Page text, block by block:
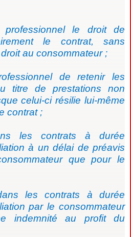
le droit de
le contrat, sans
au consommateur ;
de retenir les
titre de prestations non
celui-ci résilie lui-même
contrat ;
les contrats à durée
à un délai de préavis
que pour le
les contrats à durée
par le consommateur
indemnité au profit du